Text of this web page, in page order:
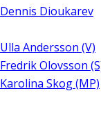
Dennis Dioukarev
Ulla Andersson (V)
Fredrik Olovsson
Karolina Skog (MP)